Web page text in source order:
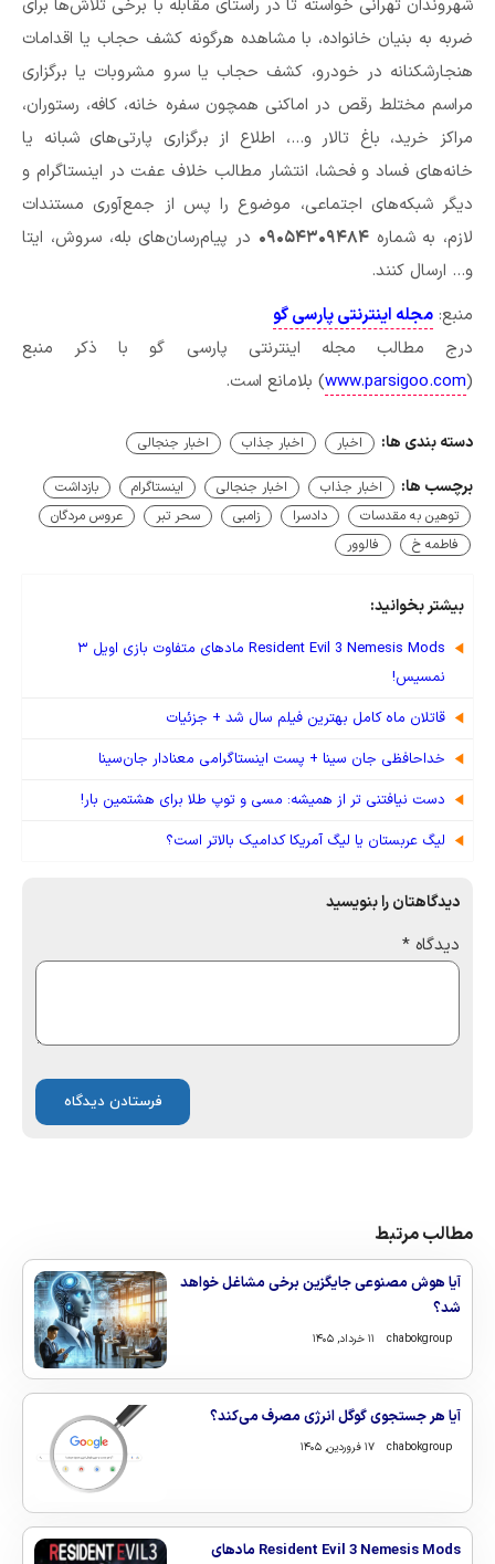
شهروندان تهرانی خواسته تا در راستای مقابله با برخی تلاش‌ها برای
ضربه به بنیان خانواده، با مشاهده هرگونه کشف حجاب یا اقدامات
هنجارشکنانه در خودرو، کشف حجاب یا سرو مشروبات یا برگزاری
مراسم مختلط رقص در اماکنی همچون سفره خانه، کافه، رستوران،
مراکز خرید، باغ تالار و…، اطلاع از برگزاری پارتی‌های شبانه یا
خانه‌های فساد و فحشا، انتشار مطالب خلاف عفت در اینستاگرام و
دیگر شبکه‌های اجتماعی، موضوع را پس از جمع‌آوری مستندات
لازم، به شماره۰۹۰۵۴۳۰۹۴۸۴ در پیام‌رسان‌های بله، سروش، ایتا
و… ارسال کنند.
منبع: مجله اینترنتی پارسی گو
درج مطالب مجله اینترنتی پارسی گو با ذکر منبع
(
www.parsigoo.com) بلامانع است.
دسته بندی ها: اخبار اخبار جذاب اخبار جنجالی
برچسب ها: اخبار جذاب اخبار جنجالی اینستاگرام
بازداشت
توهین به مقدسات
دادسرا زامبی سحر تبر
عروس مردگان
فاطمه خ
فالوور
بیشتر بخوانید:
Resident Evil 3 Nemesis Mods مادهای متفاوت بازی اویل ۳
نمسیس!
قاتلان ماه کامل بهترین فیلم سال شد + جزئیات
خداحافظی جان سینا + پست اینستاگرامی معنادار جان‌سینا
دست نیافتنی تر از همیشه: مسی و توپ طلا برای هشتمین بار!
لیگ عربستان یا لیگ آمریکا کدامیک بالاتر است؟
دیدگاهتان را بنویسید
دیدگاه *
مطالب مرتبط
آیا هوش مصنوعی جایگزین برخی مشاغل خواهد
شد؟
chabokgroup ۱۱ خرداد, ۱۴۰۵
آیا هر جستجوی گوگل انرژی مصرف می‌کند؟
chabokgroup ۱۷ فروردین, ۱۴۰۵
Resident Evil 3 Nemesis Mods مادهای